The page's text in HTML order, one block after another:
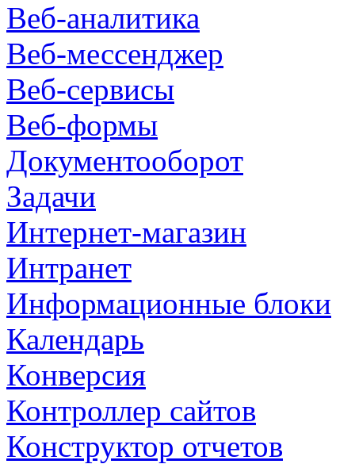
Веб-аналитика
Веб-мессенджер
Веб-сервисы
Веб-формы
Документооборот
Задачи
Интернет-магазин
Интранет
Информационные блоки
Календарь
Конверсия
Контроллер сайтов
Конструктор отчетов